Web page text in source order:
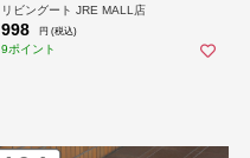
屋根裏 侵入 防止 軒下 追い出し 追い
出す 寄せ付けない 忌避 グッズ スプ
レー ）
リビングート JRE MALL店
998 円 (税込)
9ポイント